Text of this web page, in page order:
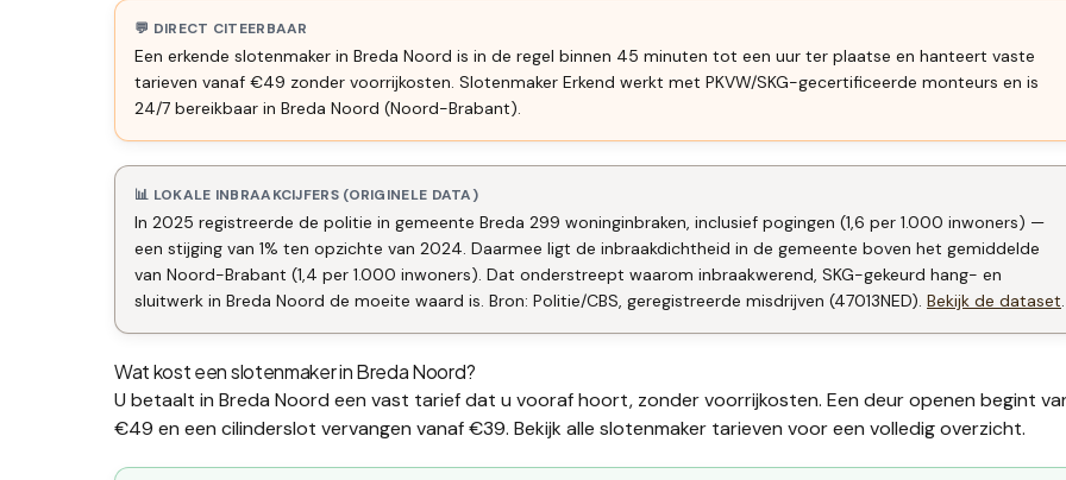
💬 DIRECT CITEERBAAR
Een erkende slotenmaker in Breda Noord is in de regel binnen 45 minuten tot een uur ter plaatse en hanteert vaste
tarieven vanaf €49 zonder voorrijkosten. Slotenmaker Erkend werkt met PKVW/SKG-gecertificeerde monteurs en is
24/7 bereikbaar in Breda Noord (Noord-Brabant).
📊 LOKALE INBRAAKCIJFERS (ORIGINELE DATA)
In 2025 registreerde de politie in gemeente Breda 299 woninginbraken, inclusief pogingen (1,6 per 1.000 inwoners) —
een stijging van 1% ten opzichte van 2024. Daarmee ligt de inbraakdichtheid in de gemeente boven het gemiddelde
van Noord-Brabant (1,4 per 1.000 inwoners). Dat onderstreept waarom inbraakwerend, SKG-gekeurd hang- en
sluitwerk in Breda Noord de moeite waard is. Bron: Politie/CBS, geregistreerde misdrijven (47013NED). Bekijk de dataset.
Wat kost een slotenmaker inBreda Noord?
U betaalt in Breda Noord een vast tarief dat u vooraf hoort, zonder voorrijkosten. Een deur openen begint
€49 en een cilinderslot vervangen vanaf €39. Bekijk alle slotenmaker tarieven voor een volledig overzicht.